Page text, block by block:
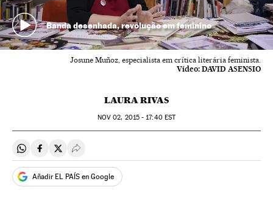
Banda desenhada, revolução em feminino
Josune Muñoz, especialista em crítica literária feminista.
Vídeo: DAVID ASENSIO
LAURA RIVAS
NOV 02, 2015 - 17:40EST
Compartir en Whatsapp
Compartir en Facebook
Compartir en Twitter
Desplegar Redes Sociales
Añadir EL PAÍS en Google